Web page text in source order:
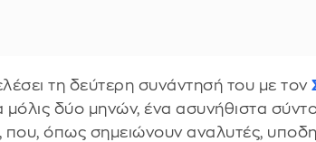
τη δεύτερη συνάντησή του με τον
μόλις δύο μηνών, ένα ασυνήθιστα
που, όπως σημειώνουν αναλυτές,